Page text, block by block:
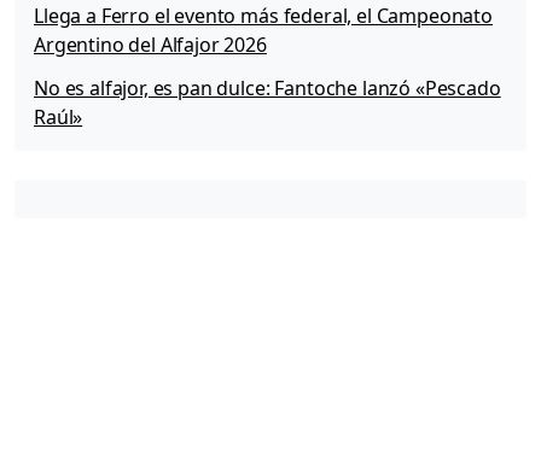
Llega a Ferro el evento más federal, el Campeonato
Argentino del Alfajor 2026
No es alfajor, es pan dulce: Fantoche lanzó «Pescado
Raúl»